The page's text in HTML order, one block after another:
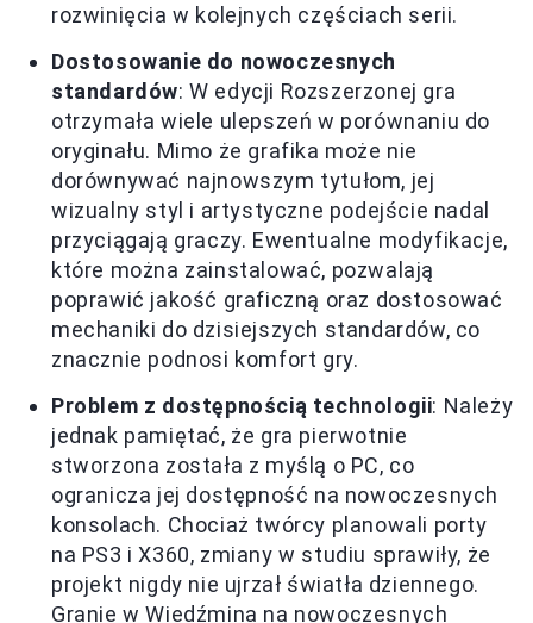
rozwinięcia w kolejnych częściach serii.
Dostosowanie do nowoczesnych
standardów: W edycji Rozszerzonej gra
otrzymała wiele ulepszeń w porównaniu do
oryginału. Mimo że grafika może nie
dorównywać najnowszym tytułom, jej
wizualny styl i artystyczne podejście nadal
przyciągają graczy. Ewentualne modyfikacje,
które można zainstalować, pozwalają
poprawić jakość graficzną oraz dostosować
mechaniki do dzisiejszych standardów, co
znacznie podnosi komfort gry.
Problem z dostępnością technologii: Należy
jednak pamiętać, że gra pierwotnie
stworzona została z myślą o PC, co
ogranicza jej dostępność na nowoczesnych
konsolach. Chociaż twórcy planowali porty
na PS3 i X360, zmiany w studiu sprawiły, że
projekt nigdy nie ujrzał światła dziennego.
Granie w Wiedźmina na nowoczesnych